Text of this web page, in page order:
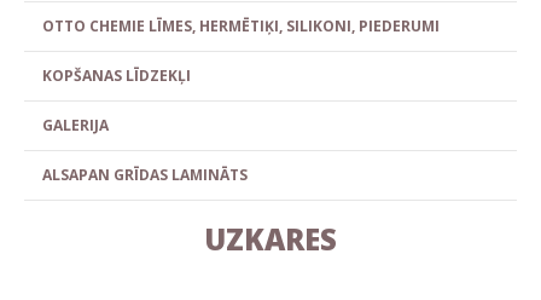
OTTO CHEMIE LĪMES, HERMĒTIĶI, SILIKONI, PIEDERUMI
KOPŠANAS LĪDZEKĻI
GALERIJA
ALSAPAN GRĪDAS LAMINĀTS
UZKARES